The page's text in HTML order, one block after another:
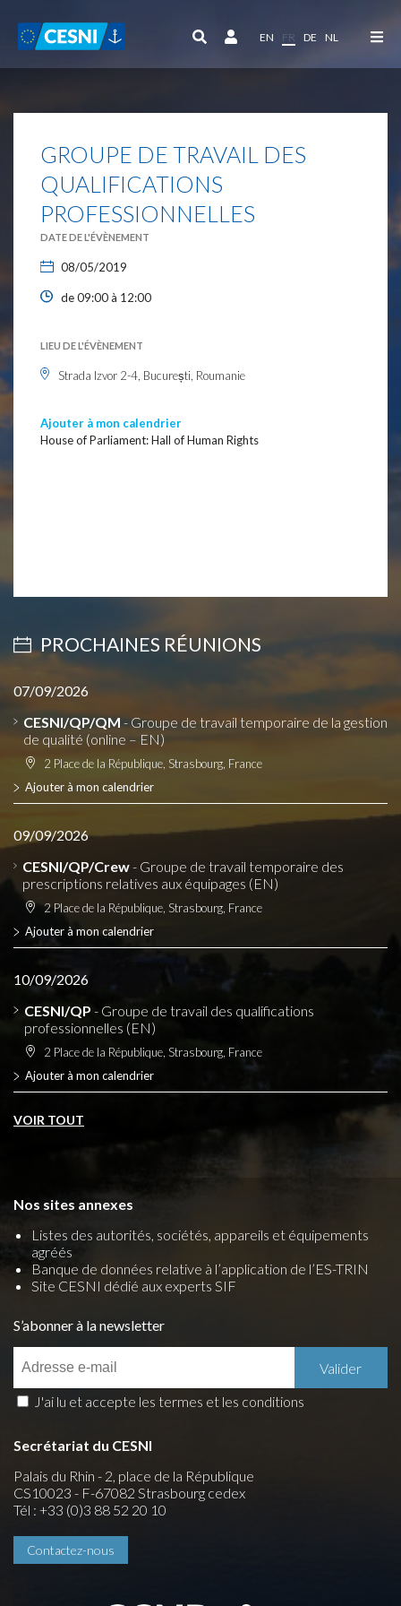
EN FR DE NL
GROUPE DE TRAVAIL DES
QUALIFICATIONS
PROFESSIONNELLES
DATE DE L'ÉVÈNEMENT
08/05/2019
de 09:00 à 12:00
LIEU DE L'ÉVÈNEMENT
Strada Izvor 2-4, București, Roumanie
Ajouter à mon calendrier
House of Parliament: Hall of Human Rights
PROCHAINES RÉUNIONS
07/09/2026
CESNI/QP/QM - Groupe de travail temporaire de la gestion
de qualité (online – EN)
2 Place de la République, Strasbourg, France
Ajouter à mon calendrier
09/09/2026
CESNI/QP/Crew- Groupe de travail temporaire des
prescriptions relatives aux équipages (EN)
2 Place de la République, Strasbourg, France
Ajouter à mon calendrier
10/09/2026
CESNI/QP - Groupe de travail des qualifications
professionnelles (EN)
2 Place de la République, Strasbourg, France
Ajouter à mon calendrier
VOIR TOUT
Nos sites annexes
Listes des autorités, sociétés, appareils et équipements
agréés
Banque de données relative à l’application de l’ES-TRIN
Site CESNI dédié aux experts SIF
S’abonner à la newsletter
J'ai lu et accepte les termes et les conditions
Secrétariat du CESNI
Palais du Rhin - 2, place de la République
CS10023 - F-67082 Strasbourg cedex
Tél : +33 (0)3 88 52 20 10
Contactez-nous